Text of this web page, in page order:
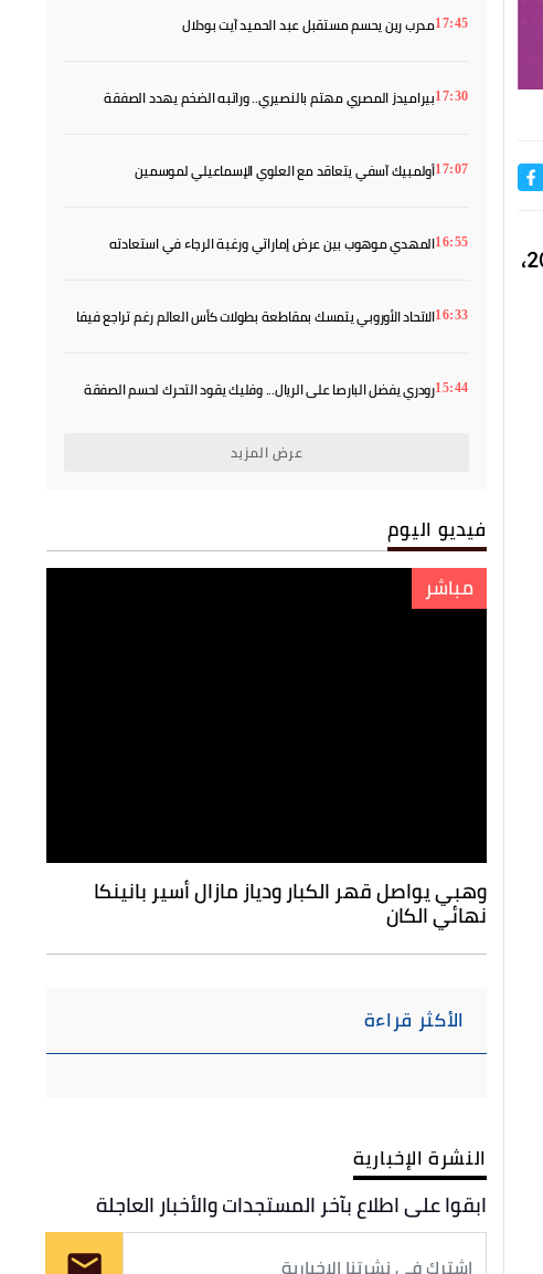
تعود، اليوم الأربعاء، منافسات الجولة الـ22 من الدوري الاحترافي الأول للموسم الرياضي 2025-2026،
17:45مدرب رين يحسم مستقبل عبد الحميد آيت بودلال
17:30بيراميدز المصري مهتم بالنصيري.. وراتبه الضخم يهدد الصفقة
17:07أولمبيك آسفي يتعاقد مع العلوي الإسماعيلي لموسمين
16:55المهدي موهوب بين عرض إماراتي ورغبة الرجاء في استعادته
16:33الاتحاد الأوروبي يتمسك بمقاطعة بطولات كأس العالم رغم تراجع فيفا
15:44رودري يفضل البارصا على الريال... وفليك يقود التحرك لحسم الصفقة
عرض المزيد
فيديو اليوم
مباشر
وهبي يواصل قهر الكبار ودياز مازال أسير بانينكا
نهائي الكان
الأكثر قراءة
النشرة الإخبارية
ابقوا على اطلاع بآخر المستجدات والأخبار العاجلة